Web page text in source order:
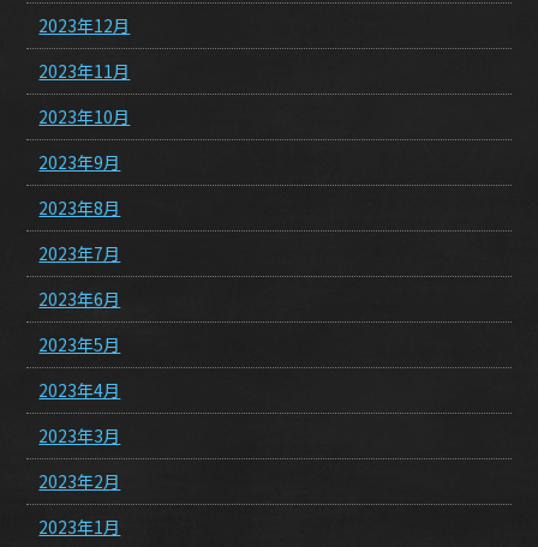
2023年12月
2023年11月
2023年10月
2023年9月
2023年8月
2023年7月
2023年6月
2023年5月
2023年4月
2023年3月
2023年2月
2023年1月